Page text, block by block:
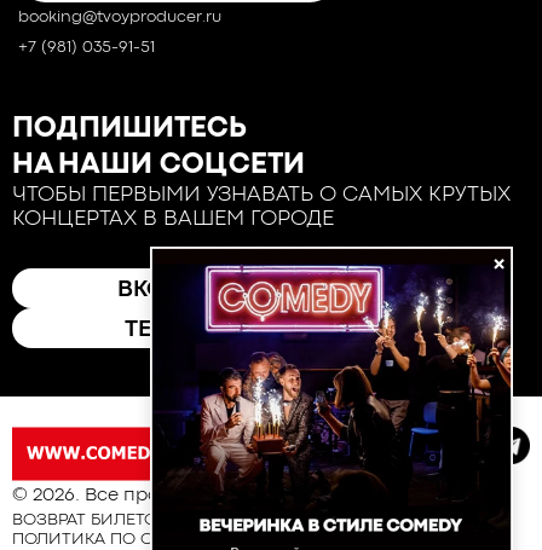
booking@tvoyproducer.ru
+7 (981) 035-91-51
×
ПОДПИШИТЕСЬ
НА НАШИ СОЦСЕТИ
ЧТОБЫ ПЕРВЫМИ УЗНАВАТЬ О САМЫХ КРУТЫХ
КОНЦЕРТАХ В ВАШЕМ ГОРОДЕ
ВКОНТАКТЕ
ТЕЛЕГРАМ
© 2026. Все права защищены
ВОЗВРАТ БИЛЕТОВ
ПОЛИТИКА ПО ОБРАБОТКЕ И ЗАЩИТЕ